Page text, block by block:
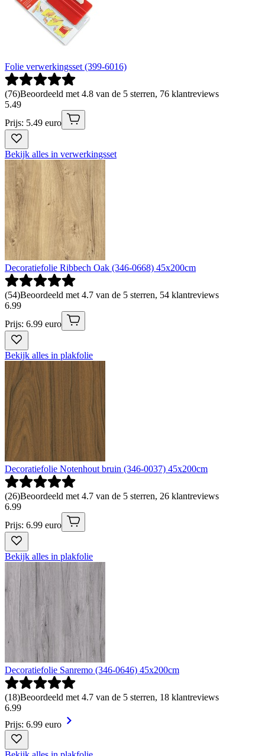
Folie verwerkingsset (399-6016)
(76)Beoordeeld met 4.8 van de 5 sterren, 76 klantreviews
5.49
Prijs: 5.49 euro
Bekijk alles in verwerkingsset
Decoratiefolie Ribbech Oak (346-0668) 45x200cm
(54)Beoordeeld met 4.7 van de 5 sterren, 54 klantreviews
6.99
Prijs: 6.99 euro
Bekijk alles in plakfolie
Decoratiefolie Notenhout bruin (346-0037) 45x200cm
(26)Beoordeeld met 4.7 van de 5 sterren, 26 klantreviews
6.99
Prijs: 6.99 euro
Bekijk alles in plakfolie
Decoratiefolie Sanremo (346-0646) 45x200cm
(18)Beoordeeld met 4.7 van de 5 sterren, 18 klantreviews
6.99
Prijs: 6.99 euro